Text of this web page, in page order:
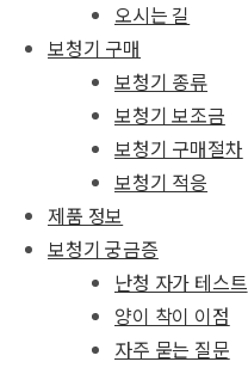
오시는 길
보청기 구매
보청기 종류
보청기 보조금
보청기 구매절차
보청기 적응
제품 정보
보청기 궁금증
난청 자가 테스트
양이 착이 이점
자주 묻는 질문